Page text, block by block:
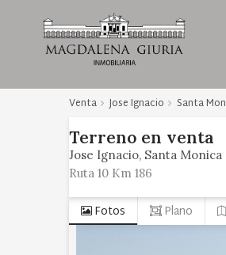
Venta Jose Ignacio Santa
Terreno en venta
Jose Ignacio Santa Monica
Ruta 10 Km 186
Fotos Plano